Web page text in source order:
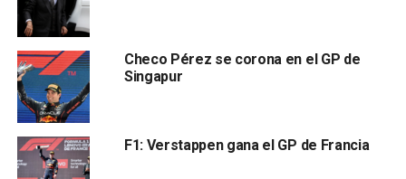
Checo Pérez se corona en el GP de
Singapur
F1: Verstappen gana el GP de Francia